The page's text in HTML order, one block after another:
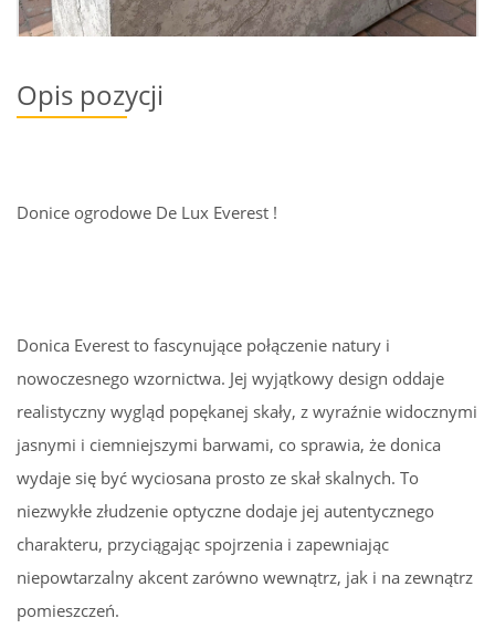
Opis pozycji
Donice ogrodowe De Lux Everest !
Donica Everest to fascynujące połączenie natury i
nowoczesnego wzornictwa. Jej wyjątkowy design oddaje
realistyczny wygląd popękanej skały, z wyraźnie widocznymi
jasnymi i ciemniejszymi barwami, co sprawia, że donica
wydaje się być wyciosana prosto ze skał skalnych. To
niezwykłe złudzenie optyczne dodaje jej autentycznego
charakteru, przyciągając spojrzenia i zapewniając
niepowtarzalny akcent zarówno wewnątrz, jak i na zewnątrz
pomieszczeń.